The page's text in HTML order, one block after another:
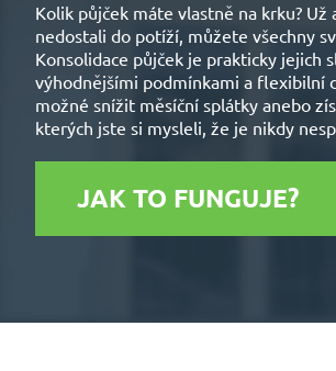
Kolik půjček máte vlastně na krku?
nedostali do potíží, můžete všechny
Konsolidace půjček je prakticky jejich
výhodnějšími podmínkami a flexibilní
možné snížit měsíční splátky anebo
kterých jste si mysleli, že je nikdy
JAK TO FUNGUJE?